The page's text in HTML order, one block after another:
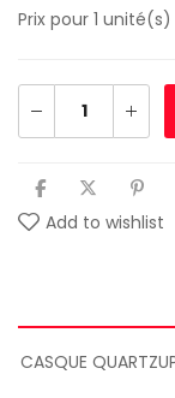
Prix pour 1 unité(s)
Add to wishlist
CASQUE